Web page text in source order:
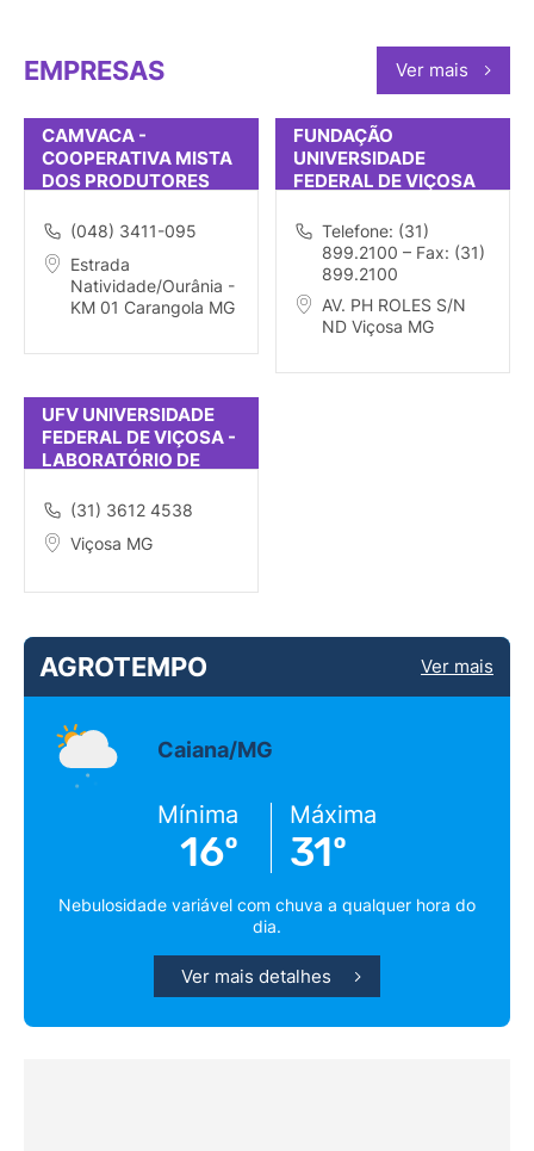
EMPRESAS Ver mais
CAMVACA -
COOPERATIVA MISTA
DOS PRODUTORES
CARANGOLA
(048) 3411-095
Estrada
Natividade/Ourânia -
KM 01 Carangola MG
FUNDAÇÃO
UNIVERSIDADE
FEDERAL DE VIÇOSA
Telefone: (31)
899.2100 – Fax: (31)
899.2100
AV. PH ROLES S/N
ND Viçosa MG
UFV UNIVERSIDADE
FEDERAL DE VIÇOSA -
LABORATÓRIO DE
(31) 3612 4538
Viçosa MG
AGROTEMPO Ver mais
Caiana/MG
Mínima
16º
Máxima
31º
Nebulosidade variável com chuva a qualquer hora do
dia.
Ver mais detalhes